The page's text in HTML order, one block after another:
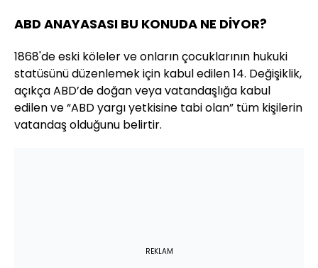
ABD ANAYASASI BU KONUDA NE DİYOR?
1868'de eski köleler ve onların çocuklarının hukuki
statüsünü düzenlemek için kabul edilen 14. Değişiklik,
açıkça ABD’de doğan veya vatandaşlığa kabul
edilen ve “ABD yargı yetkisine tabi olan” tüm kişilerin
vatandaş olduğunu belirtir.
REKLAM